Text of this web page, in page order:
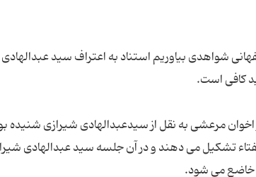
شواهدی بیاوریم استناد به اعتراف سید
مرعشی به نقل از سیدعبدالهادی شیرازی شنیده
تشکیل می دهند و در آن جلسه سید عبدالهادی